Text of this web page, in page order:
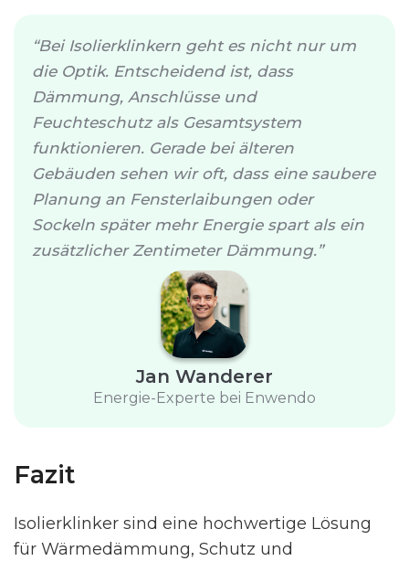
Bei Isolierklinkern geht es nicht nur um
die Optik. Entscheidend ist, dass
Dämmung, Anschlüsse und
Feuchteschutz als Gesamtsystem
funktionieren. Gerade bei älteren
Gebäuden sehen wir oft, dass eine saubere
Planung an Fensterlaibungen oder
Sockeln später mehr Energie spart als ein
zusätzlicher Zentimeter Dämmung.
Jan Wanderer
Energie-Experte bei Enwendo
Fazit
Isolierklinker sind eine hochwertige Lösung
für Wärmedämmung, Schutz und